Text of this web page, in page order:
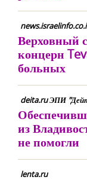
Верховный
концерн
больных
deita.ru ЭПИ
из
не помогли
lenta.ru